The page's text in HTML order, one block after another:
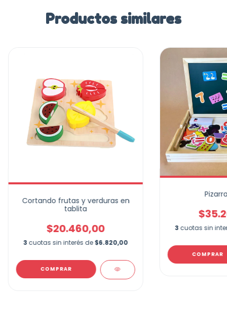
Productos similares
Cortando frutas y verduras en
tablita
$20.460,00
3 cuotas sin interés de$6.820,00
3 cuotas sin
COMPRAR